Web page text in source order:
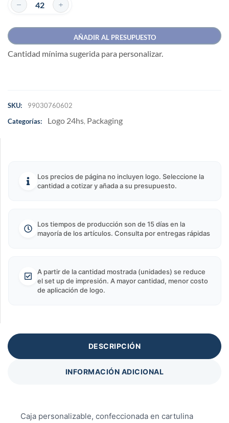
AÑADIR AL PRESUPUESTO
Cantidad mínima sugerida para personalizar.
SKU:
99030760602
Categorías:
Logo 24hs, Packaging
Los precios de página no incluyen logo. Seleccione la
cantidad a cotizar y añada a su presupuesto.
Los tiempos de producción son de 15 días en la
mayoría de los artículos. Consulta por entregas rápidas
A partir de la cantidad mostrada (unidades) se reduce
el set up de impresión. A mayor cantidad, menor costo
de aplicación de logo.
DESCRIPCIÓN
INFORMACIÓN ADICIONAL
Caja personalizable, confeccionada en cartulina